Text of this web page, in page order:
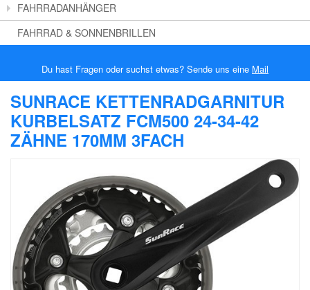
FAHRRADANHÄNGER
FAHRRAD & SONNENBRILLEN
Du hast Fragen oder suchst etwas? Sende uns eine Mail
SUNRACE KETTENRADGARNITUR
KURBELSATZ FCM500 24-34-42
ZÄHNE 170MM 3FACH